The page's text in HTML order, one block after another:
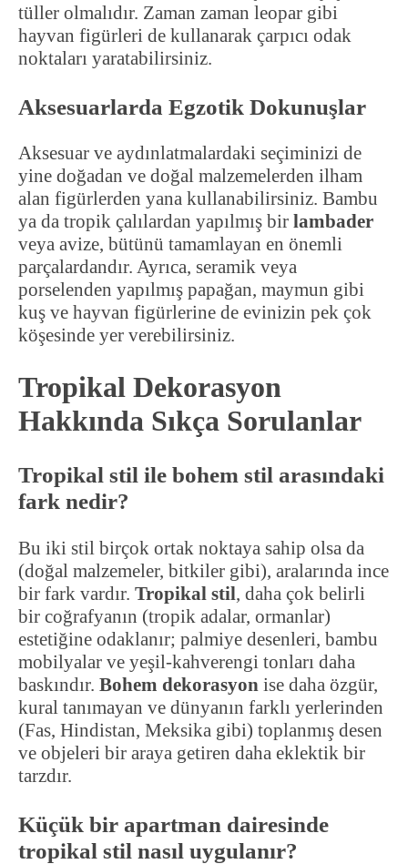
tüller olmalıdır. Zaman zaman leopar gibi
hayvan figürleri de kullanarak çarpıcı odak
noktaları yaratabilirsiniz.
Aksesuarlarda Egzotik Dokunuşlar
Aksesuar ve aydınlatmalardaki seçiminizi de
yine doğadan ve doğal malzemelerden ilham
alan figürlerden yana kullanabilirsiniz. Bambu
ya da tropik çalılardan yapılmış bir lambader
veya avize, bütünü tamamlayan en önemli
parçalardandır. Ayrıca, seramik veya
porselenden yapılmış papağan, maymun gibi
kuş ve hayvan figürlerine de evinizin pek çok
köşesinde yer verebilirsiniz.
Tropikal Dekorasyon
Hakkında Sıkça Sorulanlar
Tropikal stil ile bohem stil arasındaki
fark nedir?
Bu iki stil birçok ortak noktaya sahip olsa da
(doğal malzemeler, bitkiler gibi), aralarında ince
bir fark vardır. Tropikal stil, daha çok belirli
bir coğrafyanın (tropik adalar, ormanlar)
estetiğine odaklanır; palmiye desenleri, bambu
mobilyalar ve yeşil-kahverengi tonları daha
baskındır. Bohem dekorasyon ise daha özgür,
kural tanımayan ve dünyanın farklı yerlerinden
(Fas, Hindistan, Meksika gibi) toplanmış desen
ve objeleri bir araya getiren daha eklektik bir
tarzdır.
Küçük bir apartman dairesinde
tropikal stil nasıl uygulanır?